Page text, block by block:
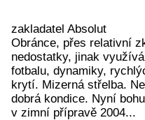
zakladatel Absolut
Obránce, přes relativní
nedostatky, jinak
fotbalu, dynamiky,
krytí. Mizerná střelba.
dobrá kondice. Nyní
v zimní přípravě 2004...